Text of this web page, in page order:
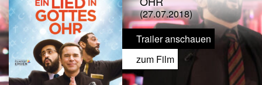
(27.07.2018)
Trailer anschauen
zum Film